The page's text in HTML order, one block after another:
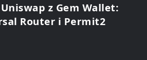
z Gem Wallet:
Router i Permit2